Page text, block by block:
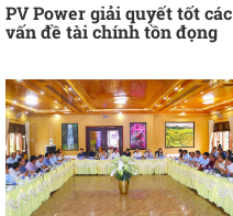
PV Power giải quyết tốt các
vấn đề tài chính tồn đọng